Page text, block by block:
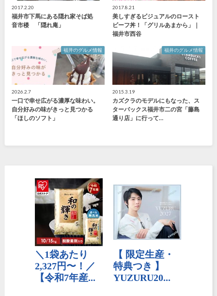
2017.2.20
福井市下馬にある隠れ家そば処
音市楼 「隠れ庵」
2017.8.21
美しすぎるビジュアルのロースト
ビーフ丼！「グリルあまから」｜
福井市西谷
福井のグルメ情報
2026.2.7
一口で幸せ広がる濃厚な味わい。
自分好みの味がきっと見つかる
「ほしのソフト」
福井のグルメ情報
2015.3.19
カズクラのモデルにもなった、ス
ターバックス福井市二の宮「藤島
通り店」に行って…